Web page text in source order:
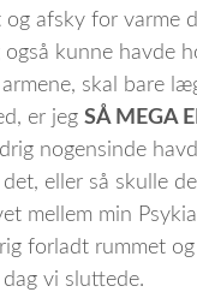
afsky for varme
kunne havde
skal bare
er jegSÅ MEGA
nogensinde
eller så skulle
mellem min
forladt rummet
vi sluttede.